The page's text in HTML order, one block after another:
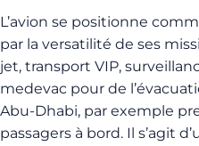
L’avion se positionne
par la versatilité de ses
jet, transport VIP,
medevac pour de
Abu-Dhabi, par exemple
passagers à bord. Il s’agit